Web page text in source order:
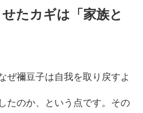
たカギは「家族と
禰豆子は自我を取り戻すよ
たのか、という点です。その